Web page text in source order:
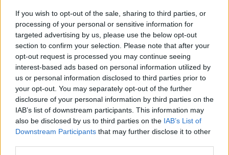
If you wish to opt-out of the sale, sharing to third parties, or
processing of your personal or sensitive information for
targeted advertising by us, please use the below opt-out
section to confirm your selection. Please note that after your
opt-out request is processed you may continue seeing
interest-based ads based on personal information utilized by
us or personal information disclosed to third parties prior to
your opt-out. You may separately opt-out of the further
disclosure of your personal information by third parties on the
IAB’s list of downstream participants. This information may
also be disclosed by us to third parties on the IAB’s List of
Downstream Participants that may further disclose it to other
View this post on Instagram